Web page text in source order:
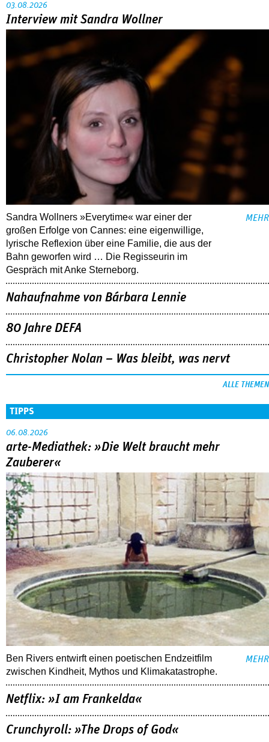
03.08.2026
Interview mit Sandra Wollner
Sandra Wollners »Everytime« war einer der
großen Erfolge von Cannes: eine eigenwillige,
lyrische Reflexion über eine ­Familie, die aus der
Bahn geworfen wird … Die Regisseurin im
Gespräch mit Anke Sterneborg.
MEHR
Nahaufnahme von Bárbara Lennie
80 Jahre DEFA
Christopher Nolan – Was bleibt, was nervt
ALLE THEMEN
TIPPS
06.08.2026
arte-Mediathek: »Die Welt braucht mehr
Zauberer«
Ben Rivers entwirft einen poetischen Endzeitfilm
zwischen Kindheit, Mythos und Klimakatastrophe.
MEHR
Netflix: »I am Frankelda«
Crunchyroll: »The Drops of God«